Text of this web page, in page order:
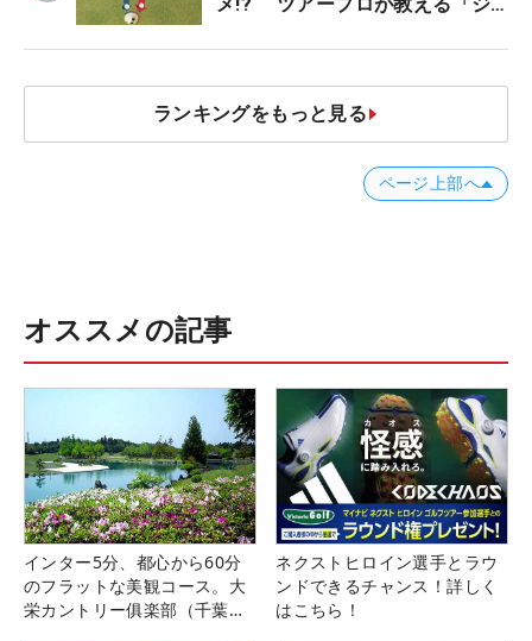
減するワケ
ランキングをもっと見る
ページ上部へ
オススメの記事
インター5分、都心から60分
のフラットな美観コース。大
栄カントリー俱楽部（千葉
ネクストヒロイン選手とラウ
ンドできるチャンス！詳しく
はこちら！